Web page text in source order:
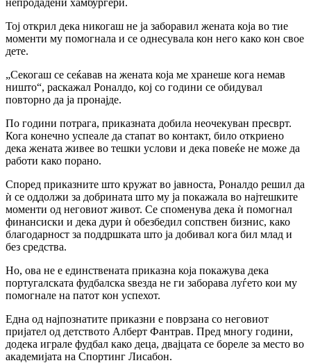
Тој открил дека никогаш не ја заборавил жената која во тие
моменти му помогнала и се однесувала кон него како кон свое
дете.
„Секогаш се сеќавав на жената која ме хранеше кога немав
ништо“, раскажал Роналдо, кој со години се обидувал
повторно да ја пронајде.
По години потрага, приказната добила неочекуван пресврт.
Кога конечно успеале да стапат во контакт, било откриено
дека жената живее во тешки услови и дека повеќе не може да
работи како порано.
Според приказните што кружат во јавноста, Роналдо решил да
ѝ се оддолжи за добрината што му ја покажала во најтешките
моменти од неговиот живот. Се споменува дека ѝ помогнал
финансиски и дека дури ѝ обезбедил сопствен бизнис, како
благодарност за поддршката што ја добивал кога бил млад и
без средства.
Но, ова не е единствената приказна која покажува дека
португалската фудбалска ѕвезда не ги заборава луѓето кои му
помогнале на патот кон успехот.
Една од најпознатите приказни е поврзана со неговиот
пријател од детството Алберт Фантрав. Пред многу години,
додека играле фудбал како деца, двајцата се бореле за место во
академијата на Спортинг Лисабон.